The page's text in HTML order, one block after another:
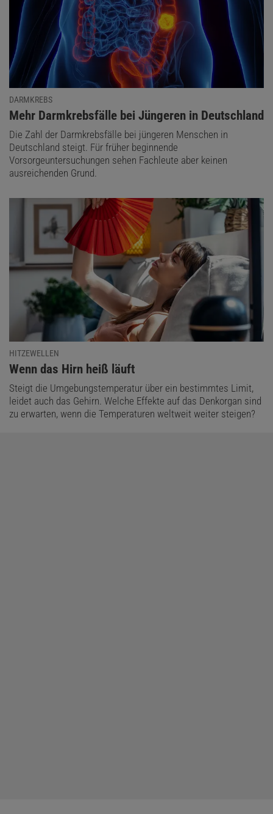
DARMKREBS
:
Mehr Darmkrebsfälle bei Jüngeren in Deutschland
Die Zahl der Darmkrebsfälle bei jüngeren Menschen in
Deutschland steigt. Für früher beginnende
Vorsorgeuntersuchungen sehen Fachleute aber keinen
ausreichenden Grund.
HITZEWELLEN
:
Wenn das Hirn heiß läuft
Steigt die Umgebungstemperatur über ein bestimmtes Limit,
leidet auch das Gehirn. Welche Effekte auf das Denkorgan sind
zu erwarten, wenn die Temperaturen weltweit weiter steigen?